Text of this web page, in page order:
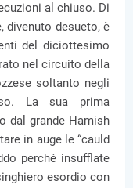
al chiuso. Di
divenuto desueto, è
del diciottesimo
nel circuito della
soltanto negli
La sua prima
dal grande Hamish
in auge le “cauld
perché insufflate
esordio con